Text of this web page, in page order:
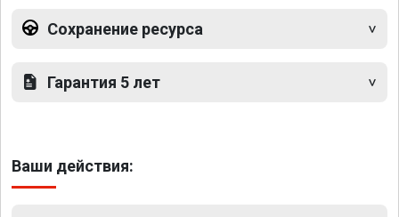
Сохранение ресурса
Гарантия 5 лет
Ваши действия: